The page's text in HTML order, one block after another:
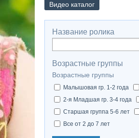
Видео каталог
Название ролика
Возрастные группы
Возрастные группы
Малышовая гр. 1-2 года
2-я Младшая гр. 3-4 года
Старшая группа 5-6 лет
Все от 2 до 7 лет